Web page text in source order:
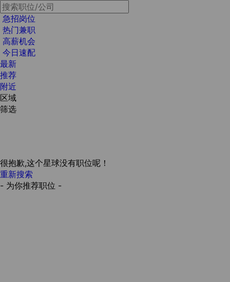
急招岗位
热门兼职
高薪机会
今日速配
最新
推荐
附近
区域
筛选
很抱歉,这个星球没有职位呢！
重新搜索
- 为你推荐职位 -